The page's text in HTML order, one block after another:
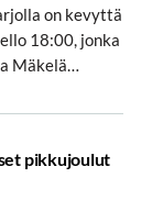
on kevyttä
18:00, jonka
Mäkelä…
pikkujoulut